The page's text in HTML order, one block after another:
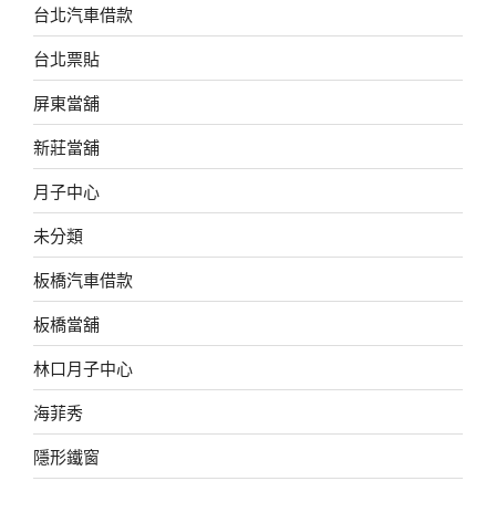
台北汽車借款
台北票貼
屏東當舖
新莊當舖
月子中心
未分類
板橋汽車借款
板橋當舖
林口月子中心
海菲秀
隱形鐵窗